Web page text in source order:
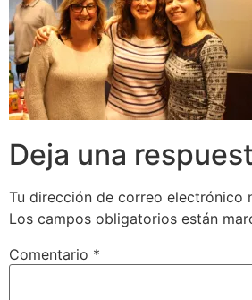
Deja una
Tu dirección de correo electrónico
Los campos obligatorios están
Comentario *